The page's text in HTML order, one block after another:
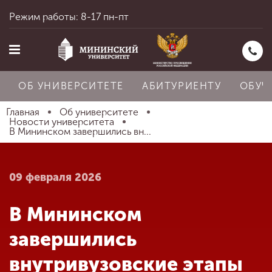
Главная
Абитуриенту
Режим работы: 8-17 пн-пт
ОБ УНИВЕРСИТЕТЕ АБИТУРИЕНТУ
Главная
Об университете
Новости университета
В Мининском завершились вн...
09 февраля 2026
В Мининском
завершились
внутривузовские этапы